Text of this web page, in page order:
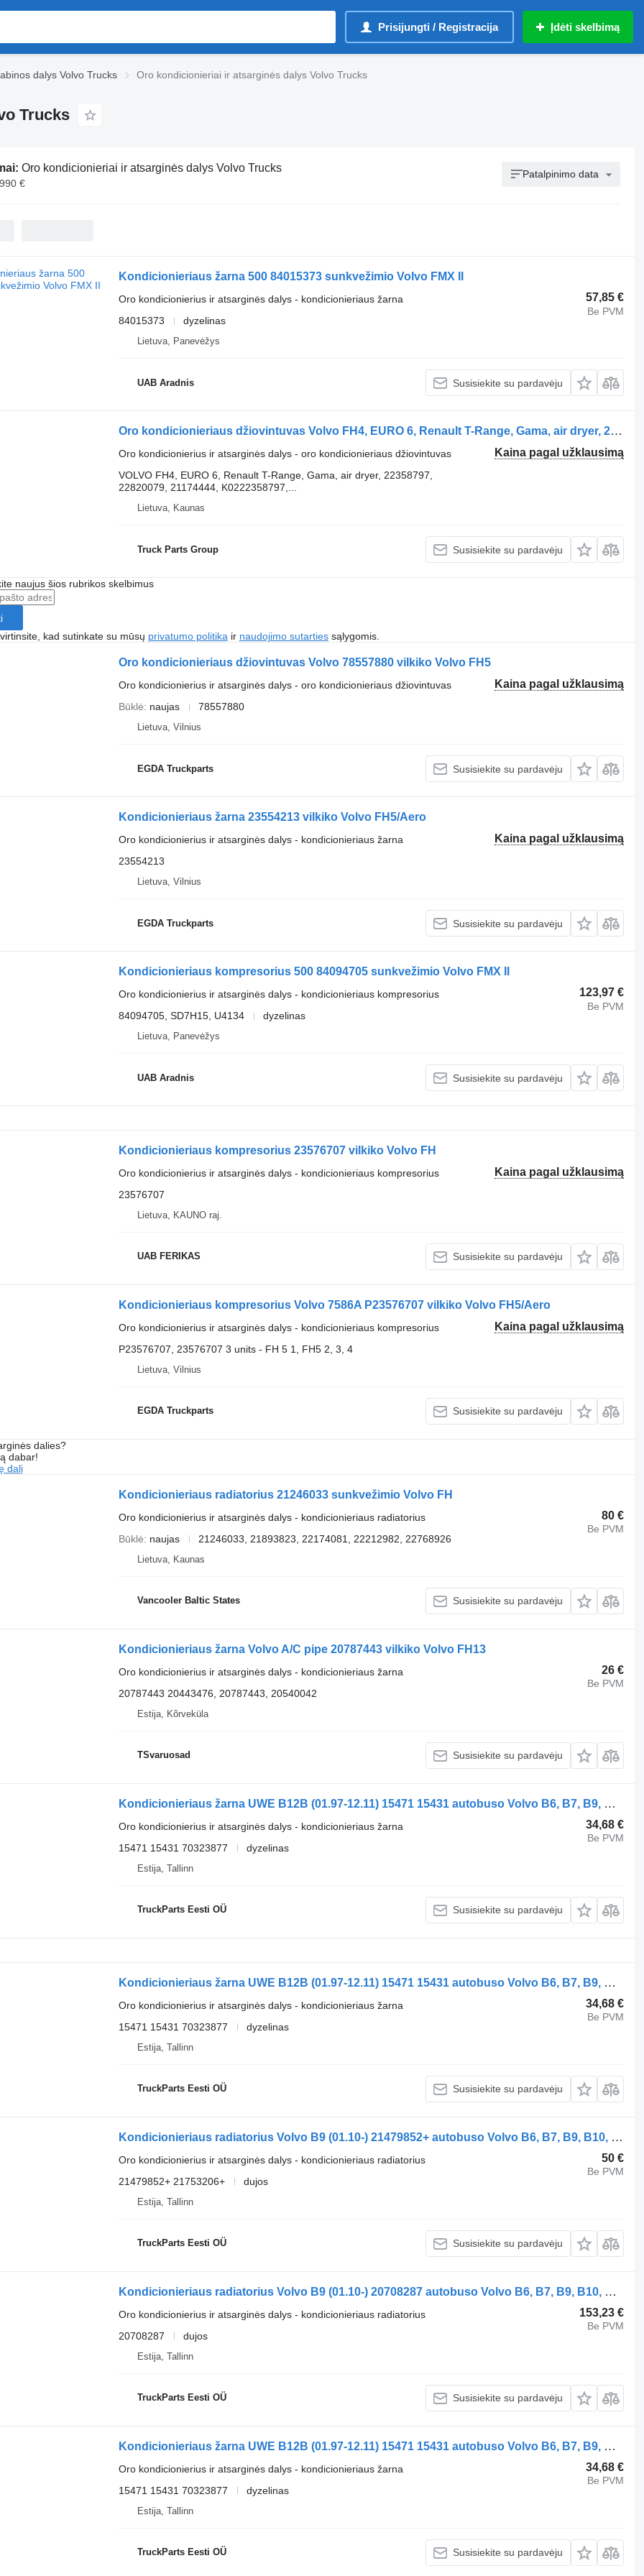
Prisijungti / Registracija Įdėti skelbimą
dalys Volvo Trucks Oro kondicionieriai ir atsarginės dalys Volvo Trucks
Trucks
Oro kondicionieriai ir atsarginės dalys Volvo Trucks
€
Patalpinimo data
Kondicionieriaus žarna 500 84015373 sunkvežimio Volvo FMX II
57,85 €
Be PVM
Oro kondicionierius ir atsarginės dalys - kondicionieriaus žarna
84015373
dyzelinas
Lietuva, Panevėžys
UAB Aradnis Susisiekite su pardavėju
Oro kondicionieriaus džiovintuvas Volvo FH4, EURO 6, Renault T-Range, Gama, air dryer, 22358797, 2282007 VOLVO vilkiko Volvo FH4
Kaina pagal užklausimą
Oro kondicionierius ir atsarginės dalys - oro kondicionieriaus džiovintuvas
VOLVO FH4, EURO 6, Renault T-Range, Gama, air dryer, 22358797,
22820079, 21174444, K0222358797,...
Lietuva, Kaunas
Truck Parts Group Susisiekite su pardavėju
naujus šios rubrikos skelbimus
kad sutinkate su mūsų privatumo politika ir naudojimo sutartiessąlygomis.
Oro kondicionieriaus džiovintuvas Volvo 78557880 vilkiko Volvo FH5
Kaina pagal užklausimą
Oro kondicionierius ir atsarginės dalys - oro kondicionieriaus džiovintuvas
Būklė
naujas 78557880
Lietuva, Vilnius
EGDA Truckparts Susisiekite su pardavėju
Kondicionieriaus žarna 23554213 vilkiko Volvo FH5/Aero
Kaina pagal užklausimą
Oro kondicionierius ir atsarginės dalys - kondicionieriaus žarna
23554213
Lietuva, Vilnius
EGDA Truckparts Susisiekite su pardavėju
Kondicionieriaus kompresorius 500 84094705 sunkvežimio Volvo FMX II
123,97 €
Be PVM
Oro kondicionierius ir atsarginės dalys - kondicionieriaus kompresorius
84094705, SD7H15, U4134
dyzelinas
Lietuva, Panevėžys
UAB Aradnis Susisiekite su pardavėju
Kondicionieriaus kompresorius 23576707 vilkiko Volvo FH
Kaina pagal užklausimą
Oro kondicionierius ir atsarginės dalys - kondicionieriaus kompresorius
23576707
Lietuva, KAUNO raj.
UAB FERIKAS Susisiekite su pardavėju
Kondicionieriaus kompresorius Volvo 7586A P23576707 vilkiko Volvo FH5/Aero
Kaina pagal užklausimą
Oro kondicionierius ir atsarginės dalys - kondicionieriaus kompresorius
P23576707, 23576707 3 units - FH 5 1, FH5 2, 3, 4
Lietuva, Vilnius
EGDA Truckparts Susisiekite su pardavėju
dalies?
dabar!
dalį
Kondicionieriaus radiatorius 21246033 sunkvežimio Volvo FH
80 €
Be PVM
Oro kondicionierius ir atsarginės dalys - kondicionieriaus radiatorius
Būklė
naujas 21246033, 21893823, 22174081, 22212982, 22768926
Lietuva, Kaunas
Vancooler Baltic States Susisiekite su pardavėju
Kondicionieriaus žarna Volvo A/C pipe 20787443 vilkiko Volvo FH13
26 €
Be PVM
Oro kondicionierius ir atsarginės dalys - kondicionieriaus žarna
20787443 20443476, 20787443, 20540042
Estija, Kõrveküla
TSvaruosad Susisiekite su pardavėju
Kondicionieriaus žarna UWE B12B (01.97-12.11) 15471 15431 autobuso Volvo B6, B7, B9, B10, B12 bus (1978-2011)
34,68 €
Be PVM
Oro kondicionierius ir atsarginės dalys - kondicionieriaus žarna
15471 15431 70323877
dyzelinas
Estija, Tallinn
TruckParts Eesti OÜ Susisiekite su pardavėju
Kondicionieriaus žarna UWE B12B (01.97-12.11) 15471 15431 autobuso Volvo B6, B7, B9, B10, B12 bus (1978-2011)
34,68 €
Be PVM
Oro kondicionierius ir atsarginės dalys - kondicionieriaus žarna
15471 15431 70323877
dyzelinas
Estija, Tallinn
TruckParts Eesti OÜ Susisiekite su pardavėju
Kondicionieriaus radiatorius Volvo B9 (01.10-) 21479852+ autobuso Volvo B6, B7, B9, B10, B12 bus (1978-2011)
50 €
Be PVM
Oro kondicionierius ir atsarginės dalys - kondicionieriaus radiatorius
21479852+ 21753206+
dujos
Estija, Tallinn
TruckParts Eesti OÜ Susisiekite su pardavėju
Kondicionieriaus radiatorius Volvo B9 (01.10-) 20708287 autobuso Volvo B6, B7, B9, B10, B12 bus (1978-2011)
153,23 €
Be PVM
Oro kondicionierius ir atsarginės dalys - kondicionieriaus radiatorius
20708287
dujos
Estija, Tallinn
TruckParts Eesti OÜ Susisiekite su pardavėju
Kondicionieriaus žarna UWE B12B (01.97-12.11) 15471 15431 autobuso Volvo B6, B7, B9, B10, B12 bus (1978-2011)
34,68 €
Be PVM
Oro kondicionierius ir atsarginės dalys - kondicionieriaus žarna
15471 15431 70323877
dyzelinas
Estija, Tallinn
TruckParts Eesti OÜ Susisiekite su pardavėju